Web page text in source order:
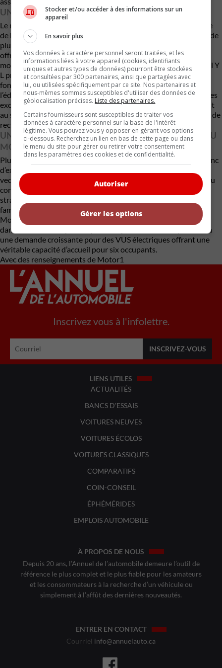
UNE ALTERNATIVE AU MODEL X À TROIS RANGÉES
Le nouveau Model Y L pourrait également récupérer une partie
de la clientèle du Model X à trois rangées, dont l’avenir semble de
plus en plus incertain au sein de la gamme Tesla. Bien que Tesla
offre déjà une option à sept places sur le Model Y traditionnel
moyennant un supplément, la nouvelle configuration du Model Y
L promet une troisième rangée beaucoup plus habitable et
fonctionnelle. Pour encourager les premières commandes,
l’édition Launch Series comprend également plusieurs avantages
exclusifs, dont des badges distinctifs, douze mois d’accès gratuit
au système Full Self-Driving (Supervised) ainsi que douze mois de
recharge gratuite sur le réseau Supercharger.
UN PARI LOGIQUE POUR PROLONGER LE SUCCÈS DU
MODEL Y
Plutôt que de lancer un tout nouveau véhicule, Tesla choisit donc
d’exploiter davantage le potentiel commercial de son modèle
vedette. Le Model Y demeure la principale source de revenus du
constructeur et continue d’occuper une place centrale dans sa
stratégie. Avec davantage d’espace, une configuration plus
familiale et une autonomie dépassant les 500 kilomètres, le
Model Y L pourrait permettre à Tesla de conserver sa position
dans un marché de plus en plus compétitif, tout en répondant à
une demande croissante pour des VUS électriques offrant une
véritable capacité d’accueil pour six occupants.
Avec des renseignements de Motor1
Inscrivez vous à l'infolettre.
LIENS UTILES
ACTUALITÉS
BANCS D'ESSAIS
VOITURES NEUVES
VOITURES ÉCOLOS
VOITURES CLASSIQUES
COMPARATIFS
COIN-CONSEIL
ÉPHÉMÉRIDES
EMPLOIS AUTOMOBILE
À PROPOS DE NOUS
Depuis 20 ans, l’Annuel de l’automobile demeure l’outil de
référence le plus complet et le plus fiable pour les amateurs
et les consommateurs à la recherche d’un véhicule ou
simplement à l’affût des dernières nouveautés.
ENTRER EN CONTACT
Courriel info@annuelauto.ca
Stocker et/ou accéder à des informations sur un
appareil
En savoir plus
Vos données à caractère personnel seront traitées, et les
informations liées à votre appareil (cookies, identifiants
uniques et autres types de données) pourront être stockées
et consultées par 300 partenaires, ainsi que partagées avec
lui, ou utilisées spécifiquement par ce site. Nos partenaires et
nous-mêmes sommes susceptibles d'utiliser des données de
géolocalisation précises. Liste des partenaires.
Certains fournisseurs sont susceptibles de traiter vos
données à caractère personnel sur la base de l'intérêt
légitime. Vous pouvez vous y opposer en gérant vos options
ci-dessous. Recherchez un lien en bas de cette page ou dans
le menu du site pour gérer ou retirer votre consentement
dans les paramètres des cookies et de confidentialité.
Autoriser
Gérer les options